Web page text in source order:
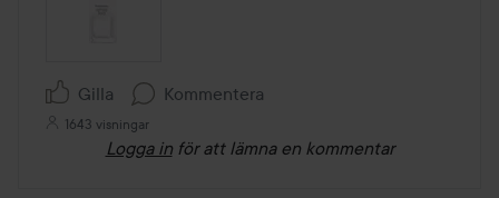
Gilla Kommentera
1643 visningar
Logga in för att lämna en kommentar